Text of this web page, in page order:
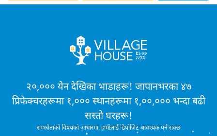
२०,००० येन देखिका भाडाहरू! जापानभरका ४७
प्रिफेक्चरहरूमा १,००० स्थानहरूमा १,००,००० भन्दा बढी
सस्तो घरहरू!
सम्झौताको विषयको आधारमा, हामीलाई डिपोजिट आवश्यक पर्न सक्छ